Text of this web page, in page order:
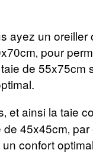
ayez un oreiller
pour
de 55x75cm
et ainsi la taie
45x45cm‚ par
confort